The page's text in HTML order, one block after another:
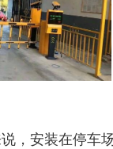
，安装在停车